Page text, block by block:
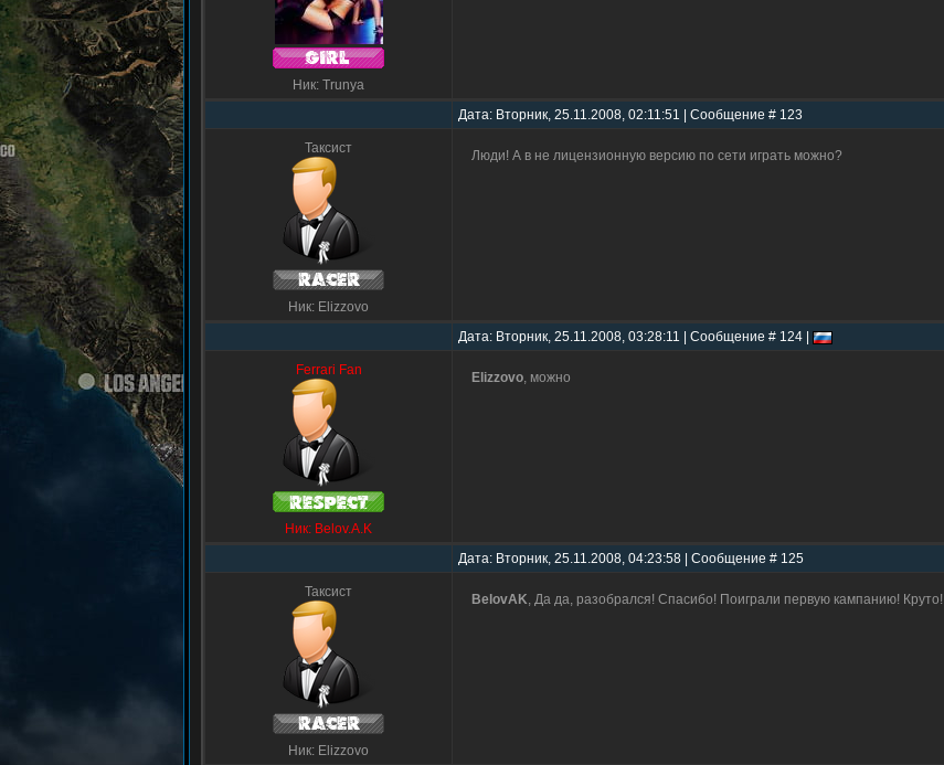
Ник: Trunya
Дата: Вторник, 25.11.2008, 02:11:51 | Сообщение # 123
Таксист
Ник: Elizzovo
Люди! А в не лицензионную версию по сети играть можно?
Дата: Вторник, 25.11.2008, 03:28:11 | Сообщение # 124 |
Ferrari Fan
Ник: Belov.A.K
Elizzovo, можно
Дата: Вторник, 25.11.2008, 04:23:58 | Сообщение # 125
Таксист
Ник: Elizzovo
BelovAK, Да да, разобрался! Спасибо! Поиграли первую кампанию! Круто!